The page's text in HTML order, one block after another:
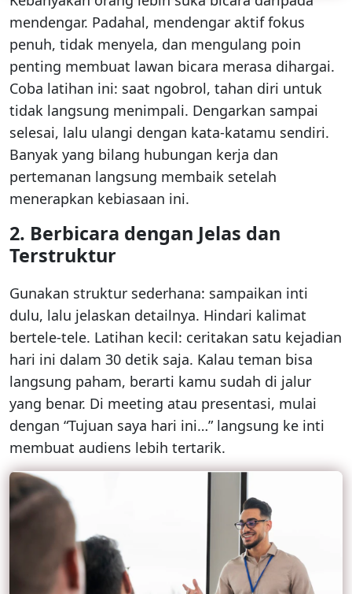
mendengar. Padahal, mendengar aktif fokus
penuh, tidak menyela, dan mengulang poin
penting membuat lawan bicara merasa dihargai.
Coba latihan ini: saat ngobrol, tahan diri untuk
tidak langsung menimpali. Dengarkan sampai
selesai, lalu ulangi dengan kata-katamu sendiri.
Banyak yang bilang hubungan kerja dan
pertemanan langsung membaik setelah
menerapkan kebiasaan ini.
2. Berbicara dengan Jelas dan
Terstruktur
Gunakan struktur sederhana: sampaikan inti
dulu, lalu jelaskan detailnya. Hindari kalimat
bertele-tele. Latihan kecil: ceritakan satu kejadian
hari ini dalam 30 detik saja. Kalau teman bisa
langsung paham, berarti kamu sudah di jalur
yang benar. Di meeting atau presentasi, mulai
dengan “Tujuan saya hari ini…” langsung ke inti
membuat audiens lebih tertarik.